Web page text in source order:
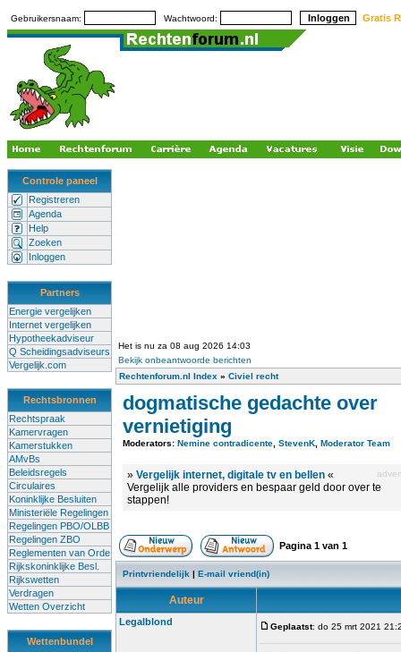
Gebruikersnaam: Wachtwoord: Gratis
Controle paneel
Registreren
Agenda
Help
Zoeken
Inloggen
Partners
Energie vergelijken
Internet vergelijken
Hypotheekadviseur
Q Scheidingsadviseurs
Vergelijk.com
Rechtsbronnen
Rechtspraak
Kamervragen
Kamerstukken
AMvBs
Beleidsregels
Circulaires
Koninklijke Besluiten
Ministeriële Regelingen
Regelingen PBO/OLBB
Regelingen ZBO
Reglementen van Orde
Rijkskoninklijke Besl.
Rijkswetten
Verdragen
Wetten Overzicht
Wettenbundel
Het is nu za 08 aug 2026 14:03
Bekijk onbeantwoorde berichten
Rechtenforum.nl Index » Civiel recht
dogmatische gedachte over
vernietiging
Moderators: Nemine contradicente StevenK Moderator Team
» Vergelijk internet, digitale tv en bellen «
Vergelijk alle providers en bespaar geld door over te
stappen!
Pagina 1 van 1
Printvriendelijk | E-mail vriend(in)
Auteur
Legalblond Geplaatst: do 25 mrt 2021